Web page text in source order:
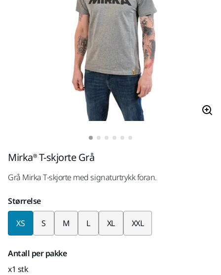
Mirka® T-skjorte Grå
Grå Mirka T-skjorte med signaturtrykk foran.
Størrelse
XS S M L XL XXL
Antall per pakke
x1 stk